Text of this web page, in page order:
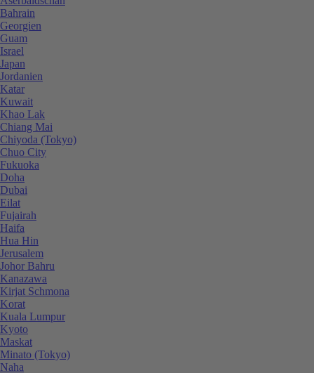
Bahrain
Georgien
Guam
Israel
Japan
Jordanien
Katar
Kuwait
Khao Lak
Chiang Mai
Chiyoda (Tokyo)
Chuo City
Fukuoka
Doha
Dubai
Eilat
Fujairah
Haifa
Hua Hin
Jerusalem
Johor Bahru
Kanazawa
Kirjat Schmona
Korat
Kuala Lumpur
Kyoto
Maskat
Minato (Tokyo)
Naha